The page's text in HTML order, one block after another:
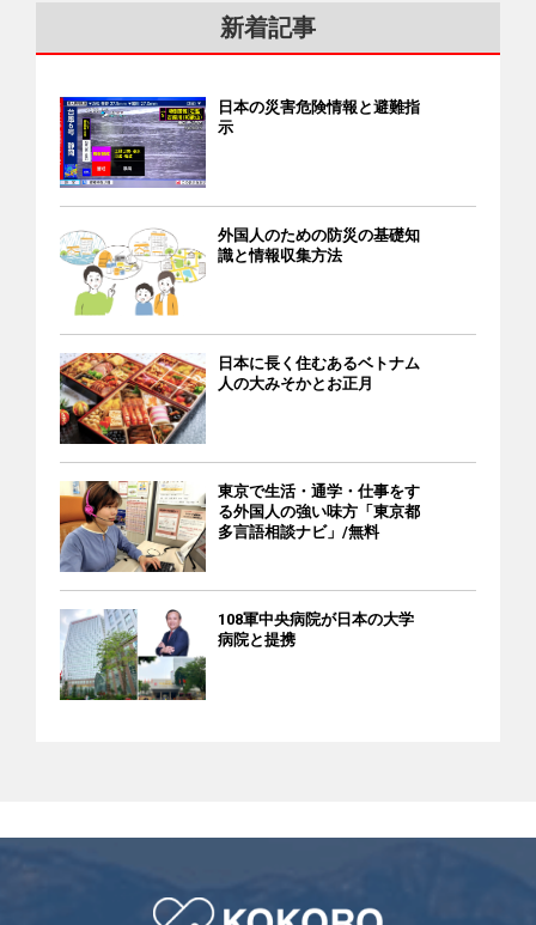
新着記事
日本の災害危険情報と避難指
示
外国人のための防災の基礎知
識と情報収集方法
日本に長く住むあるベトナム
人の大みそかとお正月
東京で生活・通学・仕事をす
る外国人の強い味方「東京都
多言語相談ナビ」/無料
108軍中央病院が日本の大学
病院と提携